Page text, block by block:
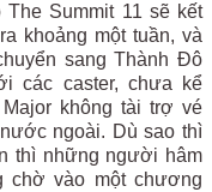
Summit 11 sẽ kết
khoảng một tuần, và
sang Thành Đô
các caster, chưa kể
không tài trợ vé
ngoài. Dù sao thì
thì những người hâm
chờ vào một chương